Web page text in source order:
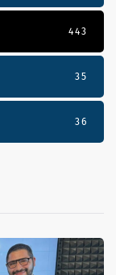
443
35
36